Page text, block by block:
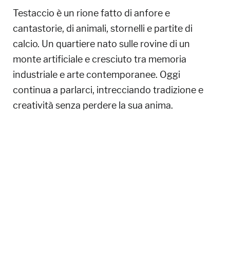
Testaccio è un rione fatto di anfore e
cantastorie, di animali, stornelli e partite di
calcio. Un quartiere nato sulle rovine di un
monte artificiale e cresciuto tra memoria
industriale e arte contemporanee. Oggi
continua a parlarci, intrecciando tradizione e
creatività senza perdere la sua anima.